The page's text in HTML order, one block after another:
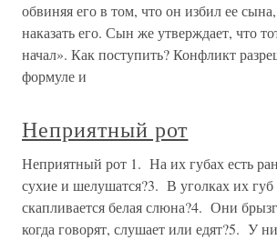
обвиняя его в том, что он избил ее
наказать его. Сын же утверждает, что
начал». Как поступить? Конфликт
формуле и
Неприятный рот
Неприятный рот 1. На их губах есть
сухие и шелушатся?3. В уголках их губ
скапливается белая слюна?4. Они
когда говорят, слушает или едят?5. У